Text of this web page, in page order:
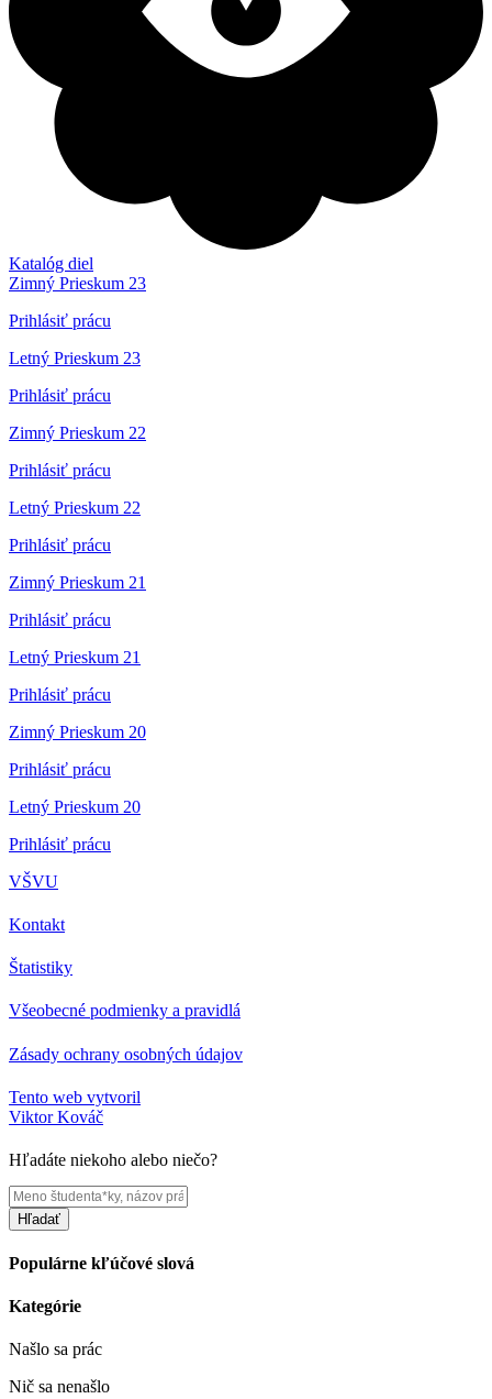
Katalóg diel
Zimný Prieskum 23
Prihlásiť prácu
Letný Prieskum 23
Prihlásiť prácu
Zimný Prieskum 22
Prihlásiť prácu
Letný Prieskum 22
Prihlásiť prácu
Zimný Prieskum 21
Prihlásiť prácu
Letný Prieskum 21
Prihlásiť prácu
Zimný Prieskum 20
Prihlásiť prácu
Letný Prieskum 20
Prihlásiť prácu
VŠVU
Kontakt
Štatistiky
Všeobecné podmienky a pravidlá
Zásady ochrany osobných údajov
Tento web vytvoril
Viktor Kováč
Hľadáte niekoho alebo niečo?
Hľadať
Populárne kľúčové slová
Kategórie
Našlo sa prác
Nič sa nenašlo